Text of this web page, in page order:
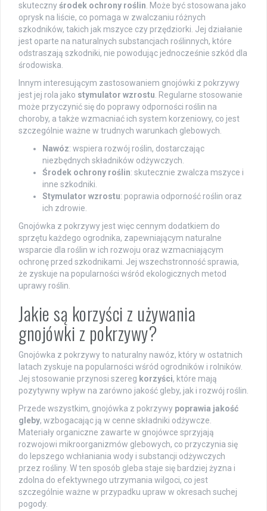
skutecznyśrodek ochrony roślin . Może być stosowana jako
oprysk na liście, co pomaga w zwalczaniu różnych
szkodników, takich jak mszyce czy przędziorki. Jej działanie
jest oparte na naturalnych substancjach roślinnych, które
odstraszają szkodniki, nie powodując jednocześnie szkód dla
środowiska.
Innym interesującym zastosowaniem gnojówki z pokrzywy
jest jej rola jako stymulator wzrostu . Regularne stosowanie
może przyczynić się do poprawy odporności roślin na
choroby, a także wzmacniać ich system korzeniowy, co jest
szczególnie ważne w trudnych warunkach glebowych.
Nawóz: wspiera rozwój roślin, dostarczając
niezbędnych składników odżywczych.
Środek ochrony roślin: skutecznie zwalcza mszyce i
inne szkodniki.
Stymulator wzrostu: poprawia odporność roślin oraz
ich zdrowie.
Gnojówka z pokrzywy jest więc cennym dodatkiem do
sprzętu każdego ogrodnika, zapewniającym naturalne
wsparcie dla roślin w ich rozwoju oraz wzmacniającym
ochronę przed szkodnikami. Jej wszechstronność sprawia,
że zyskuje na popularności wśród ekologicznych metod
uprawy roślin.
Jakie są korzyści z używania
gnojówki z pokrzywy?
Gnojówka z pokrzywy to naturalny nawóz, który w ostatnich
latach zyskuje na popularności wśród ogrodników i rolników.
Jej stosowanie przynosi szereg korzyści, które mają
pozytywny wpływ na zarówno jakość gleby, jak i rozwój roślin.
Przede wszystkim, gnojówka z pokrzywy poprawia jakość
gleby, wzbogacając ją w cenne składniki odżywcze.
Materiały organiczne zawarte w gnojówce sprzyjają
rozwojowi mikroorganizmów glebowych, co przyczynia się
do lepszego wchłaniania wody i substancji odżywczych
przez rośliny. W ten sposób gleba staje się bardziej żyzna i
zdolna do efektywnego utrzymania wilgoci, co jest
szczególnie ważne w przypadku upraw w okresach suchej
pogody.